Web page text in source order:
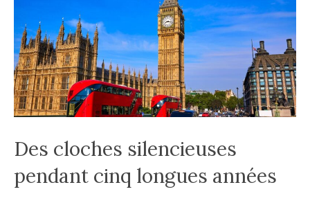
Des cloches silencieuses
pendant cinq longues années